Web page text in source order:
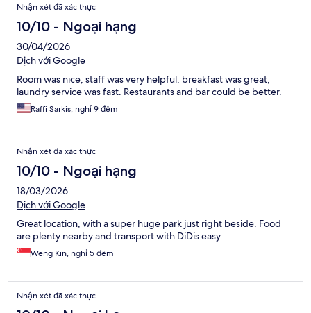
Nhận xét đã xác thực
10/10 - Ngoại hạng
30/04/2026
Dịch với Google
Room was nice, staff was very helpful, breakfast was great,
laundry service was fast. Restaurants and bar could be better.
Raffi Sarkis, nghỉ 9 đêm
Nhận xét đã xác thực
10/10 - Ngoại hạng
18/03/2026
Dịch với Google
Great location, with a super huge park just right beside. Food
are plenty nearby and transport with DiDis easy
Weng Kin, nghỉ 5 đêm
Nhận xét đã xác thực